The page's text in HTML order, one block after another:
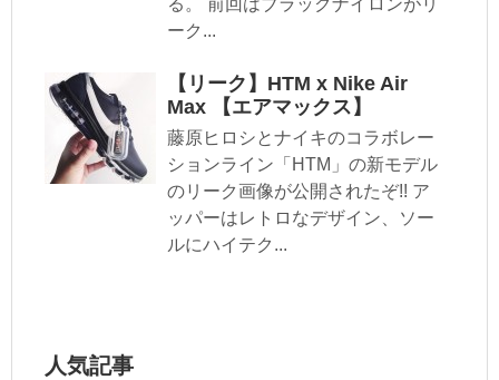
る。 前回はブラックナイロンがリ
ーク...
【リーク】HTM x Nike Air
Max 【エアマックス】
藤原ヒロシとナイキのコラボレー
ションライン「HTM」の新モデル
のリーク画像が公開されたぞ!! ア
ッパーはレトロなデザイン、ソー
ルにハイテク...
人気記事